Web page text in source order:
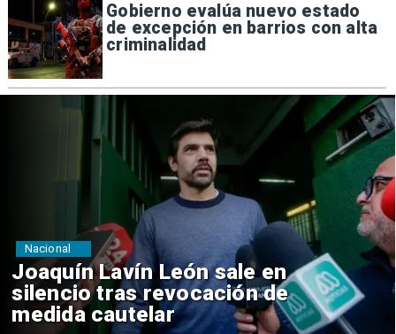
Gobierno evalúa nuevo estado
de excepción en barrios con alta
criminalidad
Chile y Venezuela formalizan
reinicio de relaciones
consulares
Nacional